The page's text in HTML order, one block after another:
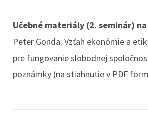
Učebné materiály (2. seminár)
Peter Gonda: Vzťah ekonómie a
pre fungovanie slobodnej
poznámky (na stiahnutie v PDF